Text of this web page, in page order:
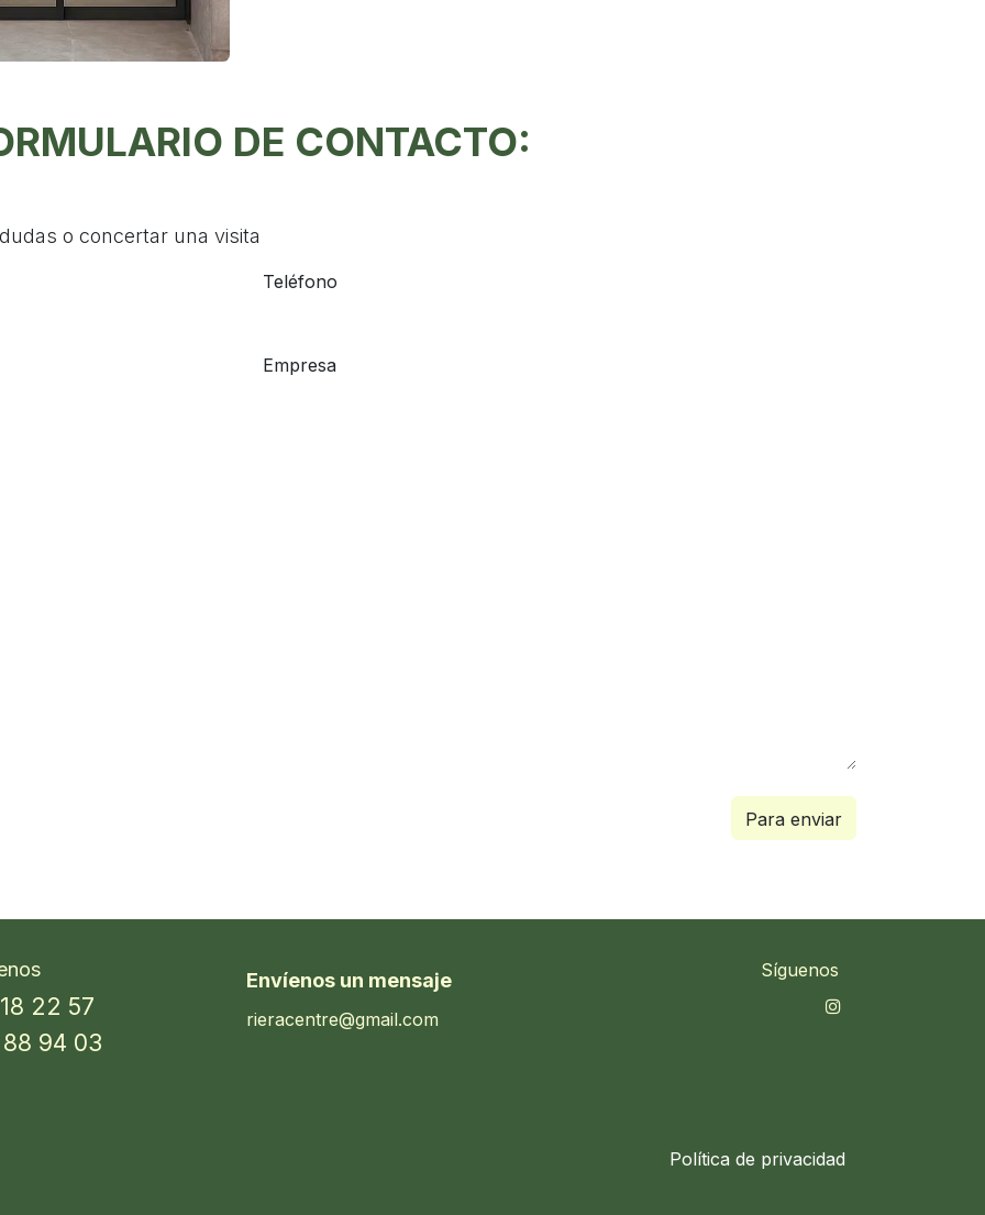
DE CONTACTO:
o concertar una visita
Teléfono
Empresa
Para enviar
22 57
94 03
Envíenos un mensaje
rieracentre@gmail.com
Síguenos
Política de privacidad